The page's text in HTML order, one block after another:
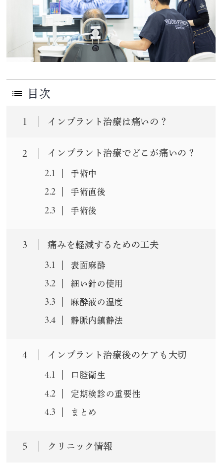
目次
1 インプラント治療は痛いの？
2 インプラント治療でどこが痛いの？
2.1 手術中
2.2 手術直後
2.3 手術後
3 痛みを軽減するための工夫
3.1 表面麻酔
3.2 細い針の使用
3.3 麻酔液の温度
3.4 静脈内鎮静法
4 インプラント治療後のケアも大切
4.1 口腔衛生
4.2 定期検診の重要性
4.3 まとめ
5 クリニック情報